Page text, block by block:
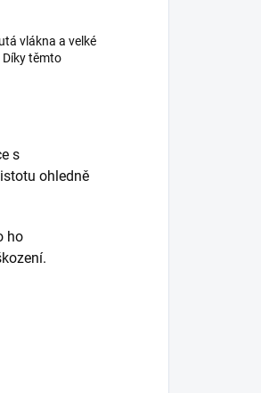
vlákna a velké
těmto
s
ohledně
ho